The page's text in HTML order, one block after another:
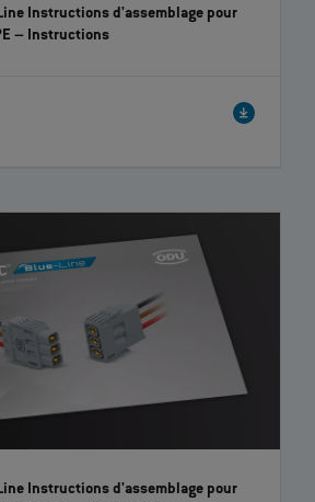
Line Instructions d'assemblage pour
– Instructions
Line Instructions d'assemblage pour